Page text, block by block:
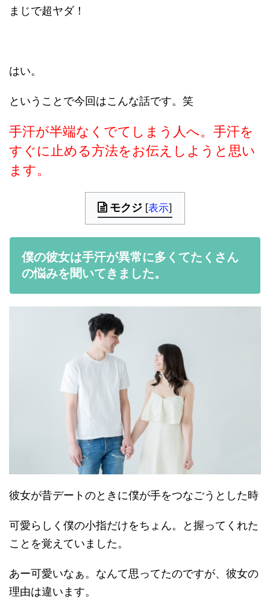
まじで超ヤダ！
はい。
ということで今回はこんな話です。笑
手汗が半端なくでてしまう人へ。手汗を
すぐに止める方法をお伝えしようと思い
ます。
モクジ [表示]
僕の彼女は手汗が異常に多くてたくさん
の悩みを聞いてきました。
彼女が昔デートのときに僕が手をつなごうとした時
可愛らしく僕の小指だけをちょん。と握ってくれた
ことを覚えていました。
あー可愛いなぁ。なんて思ってたのですが、彼女の
理由は違います。